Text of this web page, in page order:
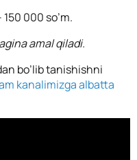
000 so’m.
amal qiladi.
bo’lib tanishishni
kanalimizga albatta